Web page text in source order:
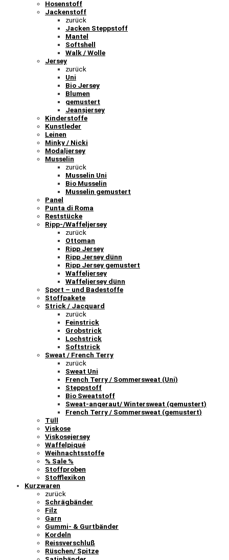
Hosenstoff
Jackenstoff
zurück
Jacken Steppstoff
Mantel
Softshell
Walk / Wolle
Jersey
zurück
Uni
Bio Jersey
Blumen
gemustert
Jeansjersey
Kinderstoffe
Kunstleder
Leinen
Minky / Nicki
Modaljersey
Musselin
zurück
Musselin Uni
Bio Musselin
Musselin gemustert
Panel
Punta di Roma
Reststücke
Ripp-/Waffeljersey
zurück
Ottoman
Ripp Jersey
Ripp Jersey dünn
Ripp Jersey gemustert
Waffeljersey
Waffeljersey dünn
Sport – und Badestoffe
Stoffpakete
Strick / Jacquard
zurück
Feinstrick
Grobstrick
Lochstrick
Softstrick
Sweat / French Terry
zurück
Sweat Uni
French Terry / Sommersweat (Uni)
Steppstoff
Bio Sweatstoff
Sweat-angeraut/ Wintersweat (gemustert)
French Terry / Sommersweat (gemustert)
Tüll
Viskose
Viskosejersey
Waffelpiqué
Weihnachtsstoffe
% Sale %
Stoffproben
Stofflexikon
Kurzwaren
zurück
Schrägbänder
Filz
Garn
Gummi- & Gurtbänder
Kordeln
Reissverschluß
Rüschen/ Spitze